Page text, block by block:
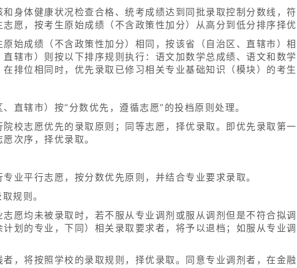
身体健康状况检查合格、统考成绩达到同批录取控制分数线，
愿，按考生原始成绩（不含政策性加分）从高分到低分排序择优
始成绩（不含政策性加分）相同，按该省（自治区、直辖市）
辖市）则按以下排序规则执行：语文加数学总成绩、语文和数
排位相同时，优先录取已修习相关专业基础知识（模块）的考生
直辖市）按“分数优先，遵循志愿”的投档原则处理。
校志愿优先的录取原则；同等志愿，择优录取。即优先录取第
次序，择优录取。
业平行志愿，按分数优先原则，并结合专业要求录取。
规则。
愿均未被录取时，若不服从专业调剂或服从调剂但是不符合拟
划的专业，下同）相关录取要求者，将予以退档；如服从专业
，将按照学校的录取规则，择优录取。同意专业调剂者，在金